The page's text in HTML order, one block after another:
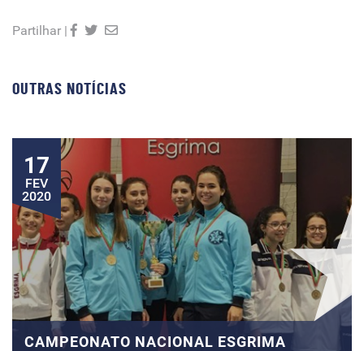
Partilhar |
OUTRAS NOTÍCIAS
17
FEV
2020
CAMPEONATO NACIONAL ESGRIMA